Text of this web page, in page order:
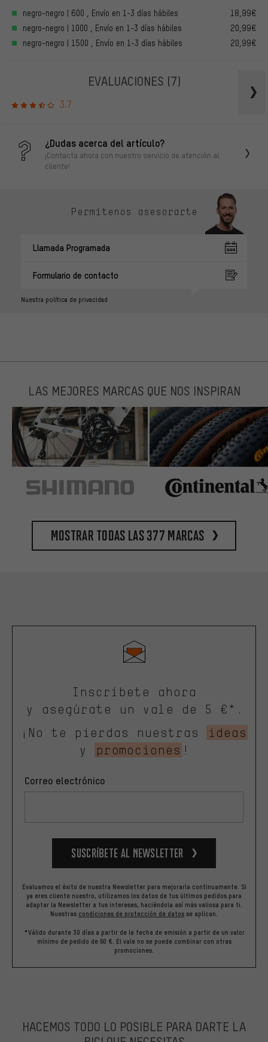
negro-negro | 600 , Envío en 1-3 días hábiles
18,99€
negro-negro | 1000 , Envío en 1-3 días hábiles
20,99€
negro-negro | 1500 , Envío en 1-3 días hábiles
20,99€
EVALUACIONES (7)
3.7
¿Dudas acerca del artículo?
¡Contacta ahora con nuestro servicio de atención al
cliente!
Permítenos asesorarte
Llamada Programada
Formulario de contacto
Nuestra política de privacidad
LAS MEJORES MARCAS QUE NOS INSPIRAN
Mostrar todas las 377 marcas
Inscríbete ahora
y asegúrate un vale de 5 €*.
¡No te pierdas nuestras
ideas
y
promociones !
Correo electrónico
Suscríbete al newsletter
Evaluamos el éxito de nuestra Newsletter para mejorarla continuamente. Si
ya eres cliente nuestro, utilizamos los datos de tus últimos pedidos para
adaptar la Newsletter a tus intereses, haciéndola así más valiosa para ti.
Nuestras condiciones de protección de datos se aplican.
*Válido durante 30 días a partir de la fecha de emisión a partir de un valor
mínimo de pedido de 60 €. El vale no se puede combinar con otras
promociones.
HACEMOS TODO LO POSIBLE PARA DARTE LA